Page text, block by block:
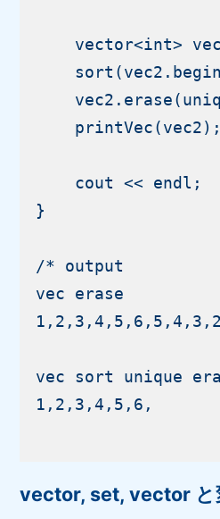
vector<int>
    printVec(vec2);
    cout << endl;
}
/* output
vec erase
vec sort unique
1,2,3,4,5,6,
vector, set, vector と